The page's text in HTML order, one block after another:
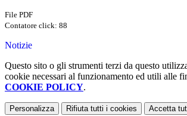
File PDF
Contatore click: 88
Notizie
Questo sito o gli strumenti terzi da questo
cookie necessari al funzionamento ed utili alle
COOKIE POLICY.
Personalizza Rifiuta tutti i cookies Accetta